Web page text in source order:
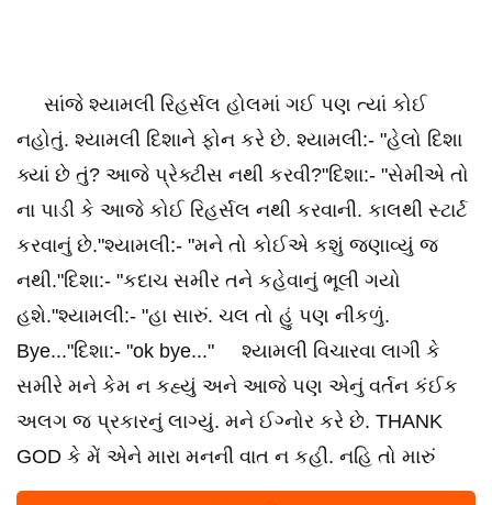
સાંજે શ્યામલી રિહર્સલ હોલમાં ગઈ પણ ત્યાં કોઈ
નહોતું. શ્યામલી દિશાને ફોન કરે છે. શ્યામલી:- "હેલો દિશા
ક્યાં છે તું? આજે પ્રેક્ટીસ નથી કરવી?"દિશા:- "સેમીએ તો
ના પાડી કે આજે કોઈ રિહર્સલ નથી કરવાની. કાલથી સ્ટાર્ટ
કરવાનું છે."શ્યામલી:- "મને તો કોઈએ કશું જણાવ્યું જ
નથી."દિશા:- "કદાચ સમીર તને કહેવાનું ભૂલી ગયો
હશે."શ્યામલી:- "હા સારું. ચલ તો હું પણ નીકળું.
Bye..."દિશા:- "ok bye..." શ્યામલી વિચારવા લાગી કે
સમીરે મને કેમ ન કહ્યું અને આજે પણ એનું વર્તન કંઈક
અલગ જ પ્રકારનું લાગ્યું. મને ઈગ્નોર કરે છે. THANK
GOD કે મેં એને મારા મનની વાત ન કહી. નહિ તો મારું